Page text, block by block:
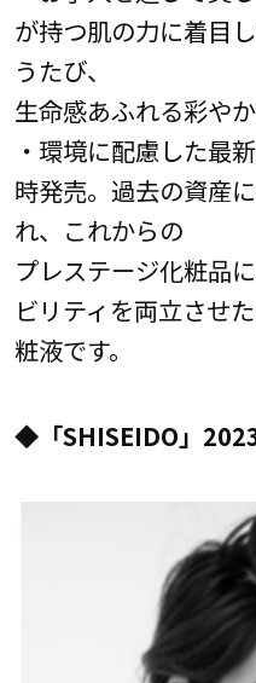
が持つ肌の力に着目
うたび、
生命感あふれる彩やか
・環境に配慮した最
時発売。過去の資産
れ、これからの
プレステージ化粧品
ビリティを両立させ
粧液です。
◆「SHISEIDO」